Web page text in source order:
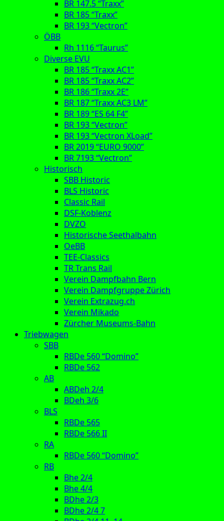
BR 147.5 “Traxx”
BR 185 “Traxx”
BR 193 “Vectron”
ÖBB
Rh 1116 “Taurus”
Diverse EVU
BR 185 “Traxx AC1”
BR 185 “Traxx AC2”
BR 186 “Traxx 2E”
BR 187 “Traxx AC3 LM”
BR 189 “ES 64 F4”
BR 193 “Vectron”
BR 193 “Vectron XLoad”
BR 2019 “EURO 9000”
BR 7193 “Vectron”
Historisch
SBB Historic
BLS Historic
Classic Rail
DSF-Koblenz
DVZO
Historische Seethalbahn
OeBB
TEE-Classics
TR Trans Rail
Verein Dampfbahn Bern
Verein Dampfgruppe Zürich
Verein Extrazug.ch
Verein Mikado
Zürcher Museums-Bahn
Triebwagen
SBB
RBDe 560 “Domino”
RBDe 562
AB
ABDeh 2/4
BDeh 3/6
BLS
RBDe 565
RBDe 566 II
RA
RBDe 560 “Domino”
RB
Bhe 2/4
Bhe 4/4
BDhe 2/3
BDhe 2/4 7